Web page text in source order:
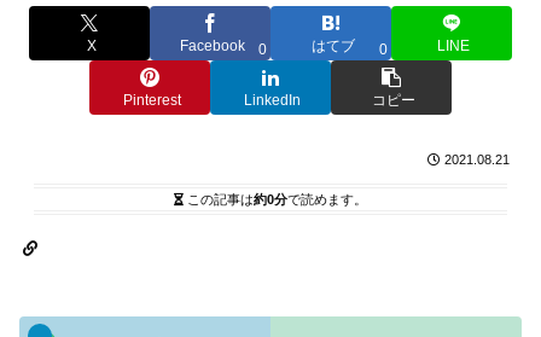
X Facebook 0 はてブ 0 LINE
Pinterest LinkedIn コピー
2021.08.21
この記事は約0分で読めます。